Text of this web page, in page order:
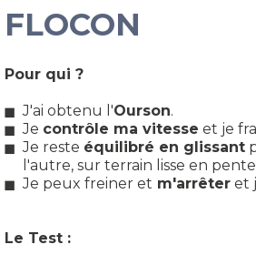
FLOCON
Pour qui ?
J'ai obtenu l'Ourson.
Je contrôle ma vitesse et je
Je reste équilibré en glissant
l'autre, sur terrain lisse en
Je peux freiner et m'arrêter et
Le Test :